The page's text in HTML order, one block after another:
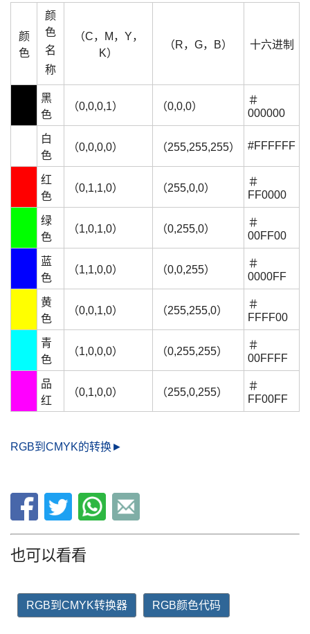
颜
色
颜
色
名
称
（C，M，Y，
K）
（R，G，B） 十六进制
黑
色
（0,0,0,1） （0,0,0）
＃
000000
白
色
（0,0,0,0） （255,255,255） #FFFFFF
红
色
（0,1,1,0） （255,0,0）
＃
FF0000
绿
色
（1,0,1,0） （0,255,0）
＃
00FF00
蓝
色
（1,1,0,0） （0,0,255）
＃
0000FF
黄
色
（0,0,1,0） （255,255,0）
＃
FFFF00
青
色
（1,0,0,0） （0,255,255）
＃
00FFFF
品
红
（0,1,0,0） （255,0,255）
＃
FF00FF
RGB到CMYK的转换►
也可以看看
RGB到CMYK转换器 RGB颜色代码